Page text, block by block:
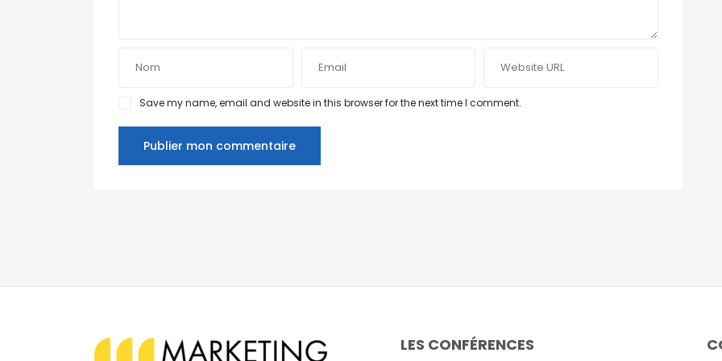
Save my name, email and website in this browser for the next time I comment.
LES CONFÉRENCES